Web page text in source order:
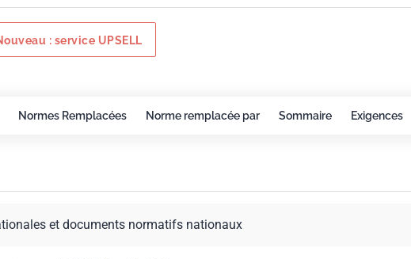
: service UPSELL
Normes Remplacées Norme remplacée par Sommaire Exigences
et documents normatifs nationaux